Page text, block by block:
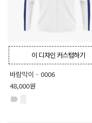
이 디자인 커스텀하기
바람막이 - 0006
48,000원
label